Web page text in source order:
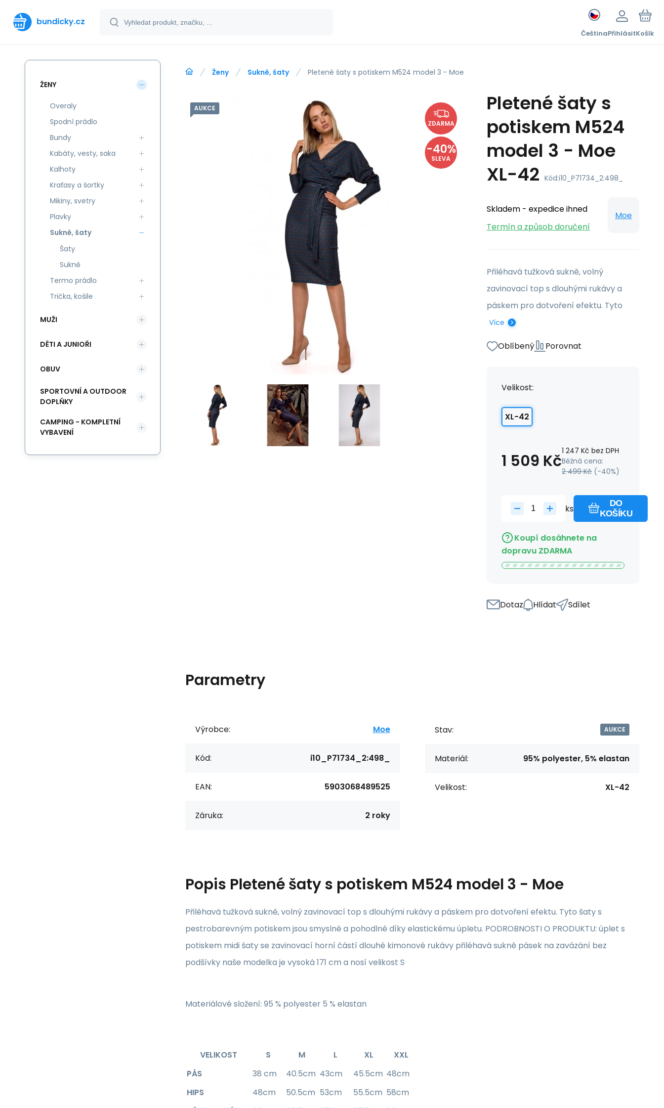
bundicky.cz
ČeštinaPřihlásitKošík
Ženy Sukně, šaty Pletené šaty s potiskem M524 model 3 - Moe
AUKCE
ZDARMA
-40%
SLEVA
Pletené šaty s
potiskem M524
model 3 - Moe
XL-42 Kód:i10_P71734_2:498_
Skladem - expedice ihned
Termín a způsob doručení
Moe
Přiléhavá tužková sukně, volný
zavinovací top s dlouhými rukávy a
páskem pro dotvoření efektu. Tyto
Více
Oblíbený Porovnat
Velikost:
XL-42
1 509 Kč1 247 Kč bez DPH
Běžná cena:
2 499 Kč (-40%)
ks
DO
KOŠÍKU
Koupí dosáhnete na
dopravu ZDARMA
Dotaz Hlídat Sdílet
Parametry
Výrobce: Moe
Kód: i10_P71734_2:498_
EAN: 5903068489525
Záruka: 2 roky
Stav: AUKCE
Materiál: 95% polyester, 5% elastan
Velikost: XL-42
Popis Pletené šaty s potiskem M524 model 3 - Moe
Přiléhavá tužková sukně, volný zavinovací top s dlouhými rukávy a páskem pro dotvoření efektu. Tyto šaty s
pestrobarevným potiskem jsou smyslné a pohodlné díky elastickému úpletu. PODROBNOSTI O PRODUKTU: úplet s
potiskem midi šaty se zavinovací horní částí dlouhé kimonové rukávy přiléhavá sukně pásek na zavázání bez
podšívky naše modelka je vysoká 171 cm a nosí velikost S
Materiálové složení: 95 % polyester 5 % elastan
VELIKOST S M L XL
XXL
PÁS
38 cm 40.5cm 43cm 45.5cm 48cm
HIPS
48cm 50.5cm 53cm 55.5cm 58cm
ŽENY
Overaly
Spodní prádlo
Bundy
Kabáty, vesty, saka
Kalhoty
Kraťasy a šortky
Mikiny, svetry
Plavky
Sukně, šaty
Šaty
Sukně
Termo prádlo
Trička, košile
MUŽI
DĚTI A JUNIOŘI
OBUV
SPORTOVNÍ A OUTDOOR
DOPLŇKY
CAMPING - KOMPLETNÍ
VYBAVENÍ